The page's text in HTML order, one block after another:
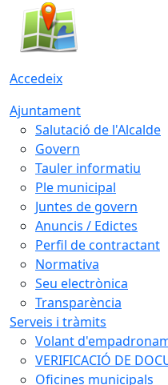
Accedeix
Ajuntament
Salutació de l'Alcalde
Govern
Tauler informatiu
Ple municipal
Juntes de govern
Anuncis / Edictes
Perfil de contractant
Normativa
Seu electrònica
Transparència
Serveis i tràmits
Volant
VERIFICACIÓ DE
Oficines municipals